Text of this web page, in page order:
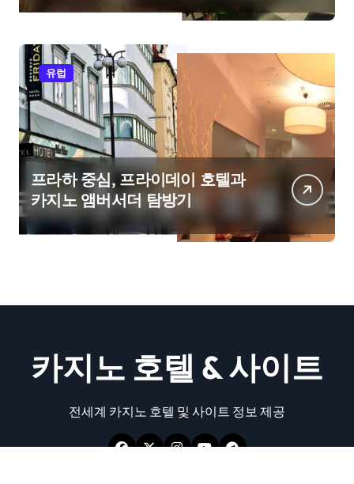
유럽
프라하 중심, 프라이데이 호텔과
카지노 앰버서더 탐방기
카지노 호텔 & 사이트
전세계 카지노 호텔 및 사이트 정보 제공